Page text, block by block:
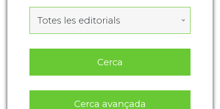
Totes les editorials
Cerca
Cerca avançada